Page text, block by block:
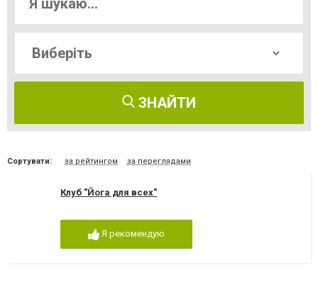
ЗНАЙТИ
Сортувати: за рейтингом за переглядами
Клуб "Йога для всех"
Я рекомендую